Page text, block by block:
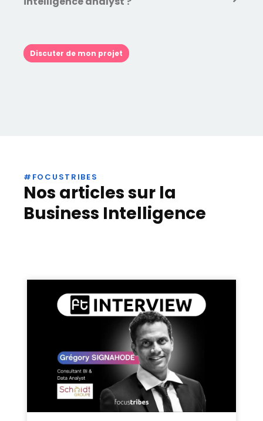
Discuter de mon projet
#FOCUSTRIBES
Nos articles sur la
Business Intelligence